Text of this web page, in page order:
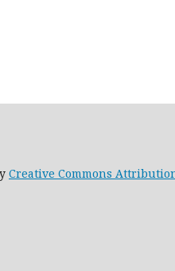
Creative Commons